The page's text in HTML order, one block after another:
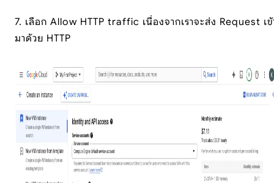
7. เลือก Allow HTTP traffic เนื่องจากเราจะส่ง Request เข้
มาด้วย HTTP